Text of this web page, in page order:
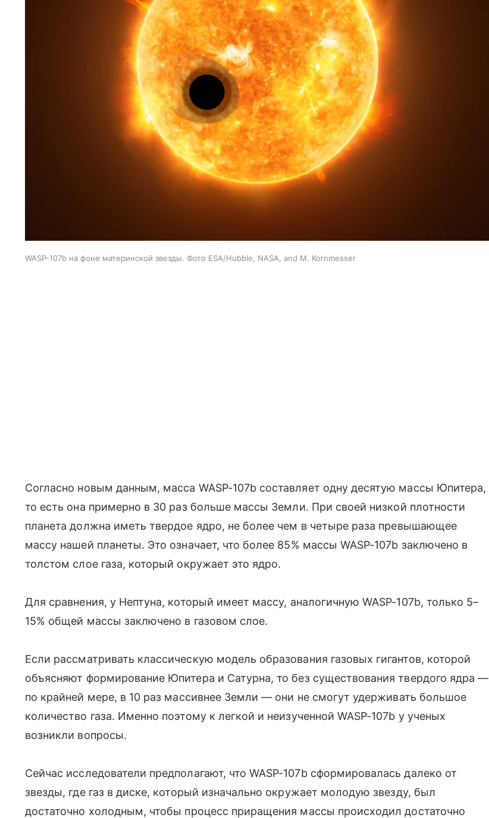
WASP-107b на фоне материнской звезды. Фото ESA/Hubble, NASA, and M. Kornmesser
Согласно новым данным, масса WASP-107b составляет одну десятую массы Юпитера,
то есть она примерно в 30 раз больше массы Земли. При своей низкой плотности
планета должна иметь твердое ядро, не более чем в четыре раза превышающее
массу нашей планеты. Это означает, что более 85% массы WASP-107b заключено в
толстом слое газа, который окружает это ядро.
Для сравнения, у Нептуна, который имеет массу, аналогичную WASP-107b, только 5–
15% общей массы заключено в газовом слое.
Если рассматривать классическую модель образования газовых гигантов, которой
объясняют формирование Юпитера и Сатурна, то без существования твердого ядра—
по крайней мере, в 10 раз массивнее Земли— они не смогутудерживать большое
количество газа. Именно поэтому к легкой и неизученной WASP-107b у ученых
возникли вопросы.
Сейчас исследователи предполагают, что WASP-107b сформировалась далеко от
звезды, где газ в диске, который изначально окружает молодую звезду, был
достаточно холодным, чтобы процесс приращения массы происходил достаточно